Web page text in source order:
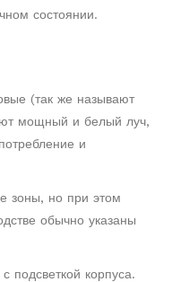
состоянии.
(так же называют
мощный и белый луч,
и
зоны, но при этом
обычно указаны
подсветкой корпуса.